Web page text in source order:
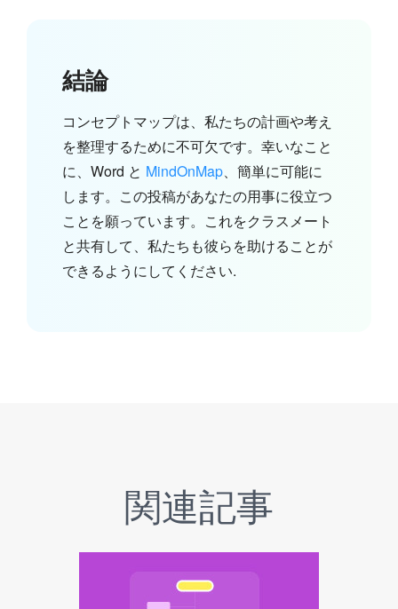
結論
コンセプトマップは、私たちの計画や考え
を整理するために不可欠です。幸いなこと
に、Word と MindOnMap、簡単に可能に
します。この投稿があなたの用事に役立つ
ことを願っています。これをクラスメート
と共有して、私たちも彼らを助けることが
できるようにしてください.
関連記事